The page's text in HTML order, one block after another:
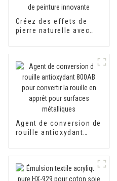
Créez des effets de
pierre naturelle avec
Agent de conversion de
rouille antioxydant